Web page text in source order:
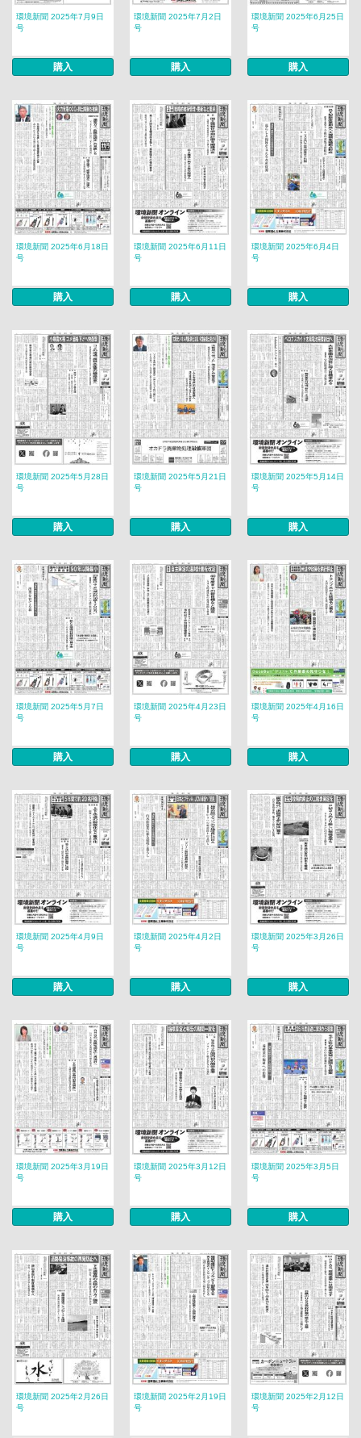
環境新聞 2025年7月9日
号
購入
環境新聞 2025年7月2日
号
購入
環境新聞 2025年6月25日
号
購入
環境新聞 2025年6月18日
号
購入
環境新聞 2025年6月11日
号
購入
環境新聞 2025年6月4日
号
購入
環境新聞 2025年5月28日
号
購入
環境新聞 2025年5月21日
号
購入
環境新聞 2025年5月14日
号
購入
環境新聞 2025年5月7日
号
購入
環境新聞 2025年4月23日
号
購入
環境新聞 2025年4月16日
号
購入
環境新聞 2025年4月9日
号
購入
環境新聞 2025年4月2日
号
購入
環境新聞 2025年3月26日
号
購入
環境新聞 2025年3月19日
号
購入
環境新聞 2025年3月12日
号
購入
環境新聞 2025年3月5日
号
購入
環境新聞 2025年2月26日
号
環境新聞 2025年2月19日
号
環境新聞 2025年2月12日
号